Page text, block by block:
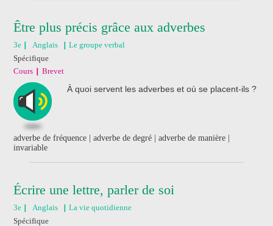
Être plus précis grâce aux adverbes
3e Anglais
Le groupe verbal
Spécifique
Cours
Brevet
À quoi servent les adverbes et où se placent-ils ?
adverbe de fréquence | adverbe de degré | adverbe de manière |
invariable
Écrire une lettre, parler de soi
3e Anglais
La vie quotidienne
Spécifique